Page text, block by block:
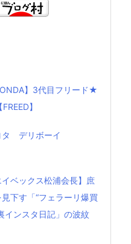
】3代目フリード★
】
タ デリボーイ
イベックス松浦会長】庶
見下す「“フェラーリ爆買
インスタ日記」の波紋